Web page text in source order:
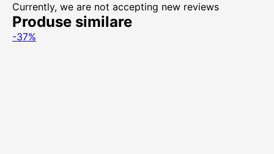
Currently, we are not accepting new reviews
Produse similare
-37%